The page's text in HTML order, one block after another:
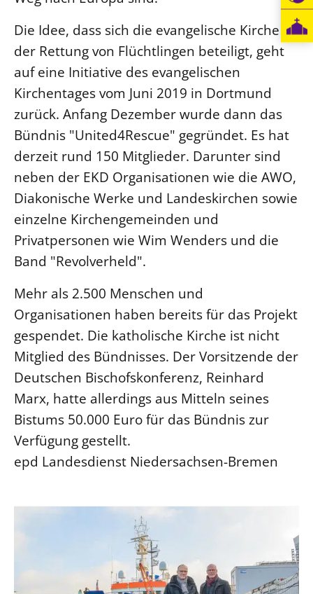
Die Idee, dass sich die evangelische Kirche an
der Rettung von Flüchtlingen beteiligt, geht
auf eine Initiative des evangelischen
Kirchentages vom Juni 2019 in Dortmund
zurück. Anfang Dezember wurde dann das
Bündnis "United4Rescue" gegründet. Es hat
derzeit rund 150 Mitglieder. Darunter sind
neben der EKD Organisationen wie die AWO,
Diakonische Werke und Landeskirchen sowie
einzelne Kirchengemeinden und
Privatpersonen wie Wim Wenders und die
Band "Revolverheld".
Mehr als 2.500 Menschen und
Organisationen haben bereits für das Projekt
gespendet. Die katholische Kirche ist nicht
Mitglied des Bündnisses. Der Vorsitzende der
Deutschen Bischofskonferenz, Reinhard
Marx, hatte allerdings aus Mitteln seines
Bistums 50.000 Euro für das Bündnis zur
Verfügung gestellt.
epd Landesdienst Niedersachsen-Bremen